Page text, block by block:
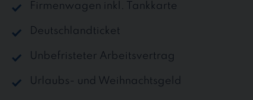
Firmenwagen inkl. Tankkarte
Deutschlandticket
Unbefristeter Arbeitsvertrag
Urlaubs- und Weihnachtsgeld